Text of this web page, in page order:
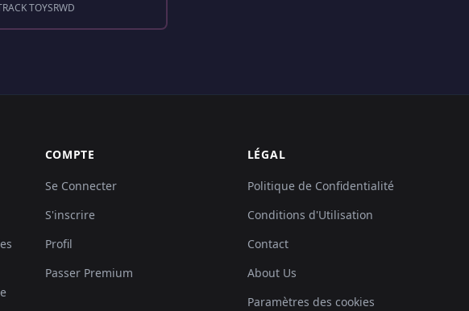
TOYSRWD
COMPTE
Se Connecter
S'inscrire
Profil
Passer Premium
LÉGAL
Politique de Confidentialité
Conditions d'Utilisation
Contact
About Us
Paramètres des cookies